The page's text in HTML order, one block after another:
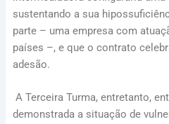
sustentando a sua
parte – uma empresa com
países –, e que o contrato
adesão.
A Terceira Turma, entretanto,
demonstrada a situação de